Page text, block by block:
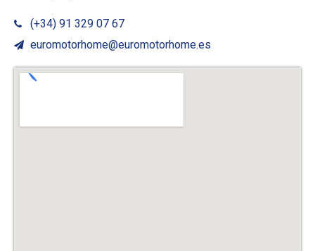
(+34) 91 329 07 67
euromotorhome@euromotorhome.es